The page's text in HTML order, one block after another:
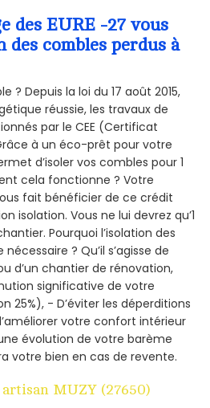
des EURE -27 vous
des combles perdus à
? Depuis la loi du 17 août 2015,
réussie, les travaux de
par le CEE (Certificat
à un éco-prêt pour votre
d’isoler vos combles pour 1
cela fonctionne ? Votre
fait bénéficier de ce crédit
isolation. Vous ne lui devrez qu’1
Pourquoi l’isolation des
? Qu’il s’agisse de
d’un chantier de rénovation,
significative de votre
25%), - D’éviter les déperditions
votre confort intérieur
évolution de votre barème
votre bien en cas de revente.
MUZY (27650)